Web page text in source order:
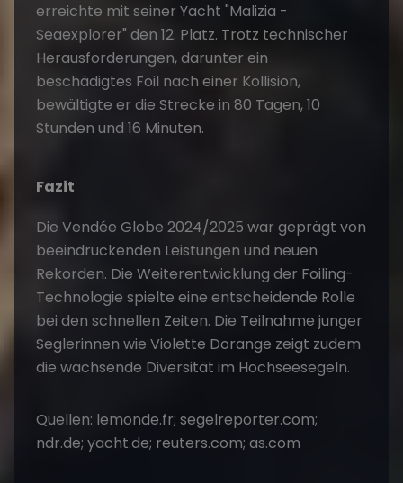
erreichte mit seiner Yacht "Malizia -
Seaexplorer" den 12. Platz. Trotz technischer
Herausforderungen, darunter ein
beschädigtes Foil nach einer Kollision,
bewältigte er die Strecke in 80 Tagen, 10
Stunden und 16 Minuten.
Fazit
Die Vendée Globe 2024/2025 war geprägt von
beeindruckenden Leistungen und neuen
Rekorden. Die Weiterentwicklung der Foiling-
Technologie spielte eine entscheidende Rolle
bei den schnellen Zeiten. Die Teilnahme junger
Seglerinnen wie Violette Dorange zeigt zudem
die wachsende Diversität im Hochseesegeln.​
Quellen: lemonde.fr; segelreporter.com;
ndr.de; yacht.de; reuters.com; as.com